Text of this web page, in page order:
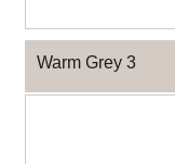
Warm Grey 3